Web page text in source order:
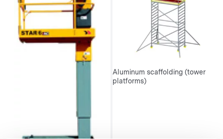
Aluminum scaffolding (tower
platforms)